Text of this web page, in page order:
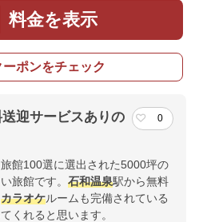
料金を表示
ポンをチェック
迎サービスありの
0
館100選に選出された5000坪の
旅館です。 石和温泉駅から無料
カラオケルームも完備されている
くれると思います。